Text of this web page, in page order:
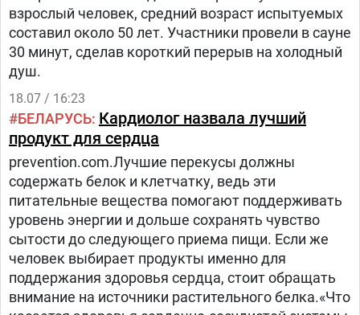
взрослый человек, средний возраст испытуемых
составил около 50 лет. Участники провели в сауне
30 минут, сделав короткий перерыв на холодный
душ.
18.07 / 16:23
БЕЛАРУСЬ Кардиолог назвала лучший
продукт для сердца
prevention.com.Лучшие перекусы должны
содержать белок и клетчатку, ведь эти
питательные вещества помогают поддерживать
уровень энергии и дольше сохранять чувство
сытости до следующего приема пищи. Если же
человек выбирает продукты именно для
поддержания здоровья сердца, стоит обращать
внимание на источники растительного белка.«Что